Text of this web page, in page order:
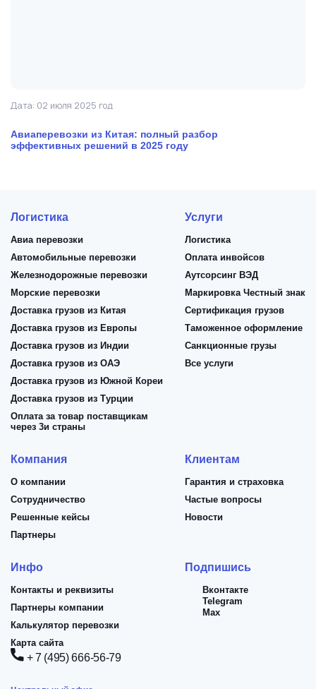
Дата: 02 июля 2025 год
Авиаперевозки из Китая: полный разбор
эффективных решений в 2025 году
+ 7 (495) 666-56-79
Логистика
Авиа перевозки
Автомобильные перевозки
Железнодорожные перевозки
Морские перевозки
Доставка грузов из Китая
Доставка грузов из Европы
Доставка грузов из Индии
Доставка грузов из ОАЭ
Доставка грузов из Южной Кореи
Доставка грузов из Турции
Оплата за товар поставщикам
через 3и страны
Услуги
Логистика
Оплата инвойсов
Аутсорсинг ВЭД
Маркировка Честный знак
Сертификация грузов
Таможенное оформление
Санкционные грузы
Все услуги
Компания
О компании
Сотрудничество
Решенные кейсы
Партнеры
Клиентам
Гарантия и страховка
Частые вопросы
Новости
Инфо
Контакты и реквизиты
Партнеры компании
Калькулятор перевозки
Карта сайта
Подпишись
Вконтакте
Telegram
Max